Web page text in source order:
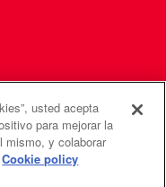
una agencia de la
Reservados
usted acepta
para mejorar la
mismo, y colaborar
Cookie policy